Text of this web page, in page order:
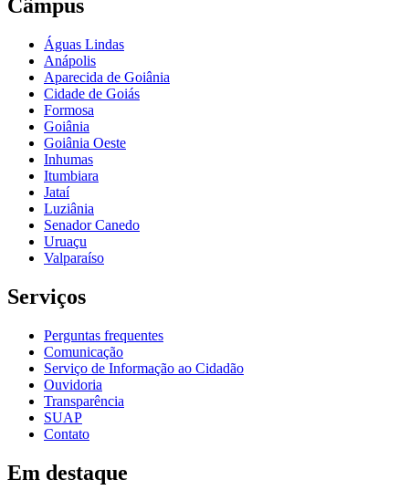
Câmpus
Águas Lindas
Anápolis
Aparecida de Goiânia
Cidade de Goiás
Formosa
Goiânia
Goiânia Oeste
Inhumas
Itumbiara
Jataí
Luziânia
Senador Canedo
Uruaçu
Valparaíso
Serviços
Perguntas frequentes
Comunicação
Serviço de Informação ao Cidadão
Ouvidoria
Transparência
SUAP
Contato
Em destaque